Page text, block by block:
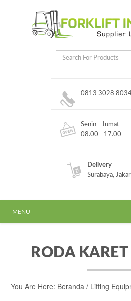
0813 3028
Senin - Jumat
08.00 - 17.00
Delivery
Surabaya,
MENU
RODA
You Are Here: Beranda / Lifting